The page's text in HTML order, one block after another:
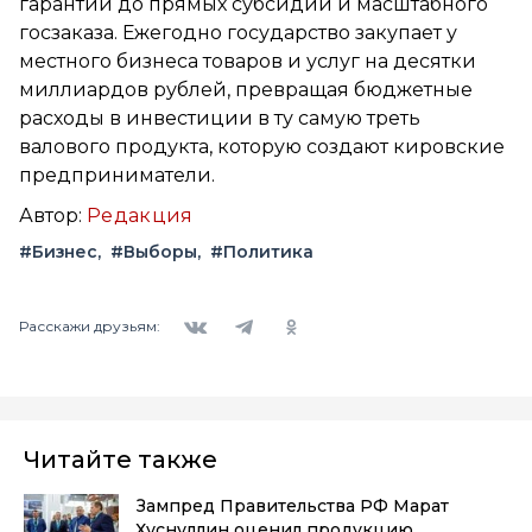
госзаказа. Ежегодно государство закупает у
местного бизнеса товаров и услуг на десятки
миллиардов рублей, превращая бюджетные
расходы в инвестиции в ту самую треть
валового продукта, которую создают кировские
предприниматели.
Автор: Редакция
#Бизнес #Выборы #Политика
Расскажи друзьям:
Читайте также
Зампред Правительства РФ Марат